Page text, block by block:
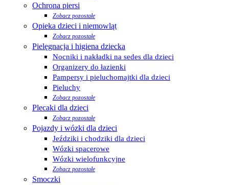
Ochrona piersi
Zobacz pozostałe
Opieka dzieci i niemowląt
Zobacz pozostałe
Pielęgnacja i higiena dziecka
Nocniki i nakładki na sedes dla dzieci
Organizery do łazienki
Pampersy i pieluchomajtki dla dzieci
Pieluchy
Zobacz pozostałe
Plecaki dla dzieci
Zobacz pozostałe
Pojazdy i wózki dla dzieci
Jeździki i chodziki dla dzieci
Wózki spacerowe
Wózki wielofunkcyjne
Zobacz pozostałe
Smoczki